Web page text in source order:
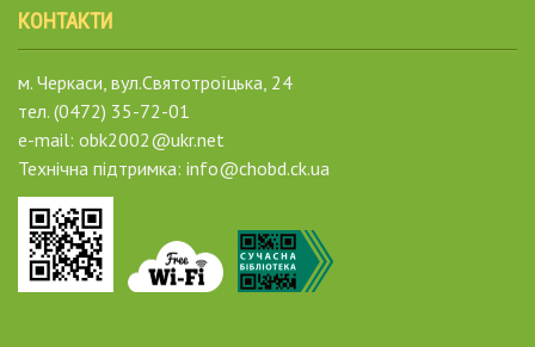
КОНТАКТИ
м. Черкаси, вул.Святотроїцька, 24
тел. (0472) 35-72-01
e-mail: obk2002@ukr.net
Технічна підтримка: info@chobd.ck.ua